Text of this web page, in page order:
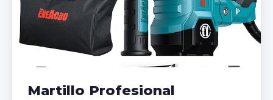
Martillo Profesional